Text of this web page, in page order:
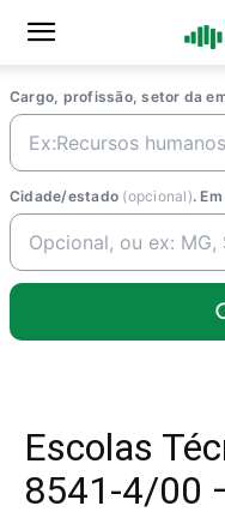
Cargo, profissão, setor da
Cidade/estado (opcional).
Escolas
8541-4/00